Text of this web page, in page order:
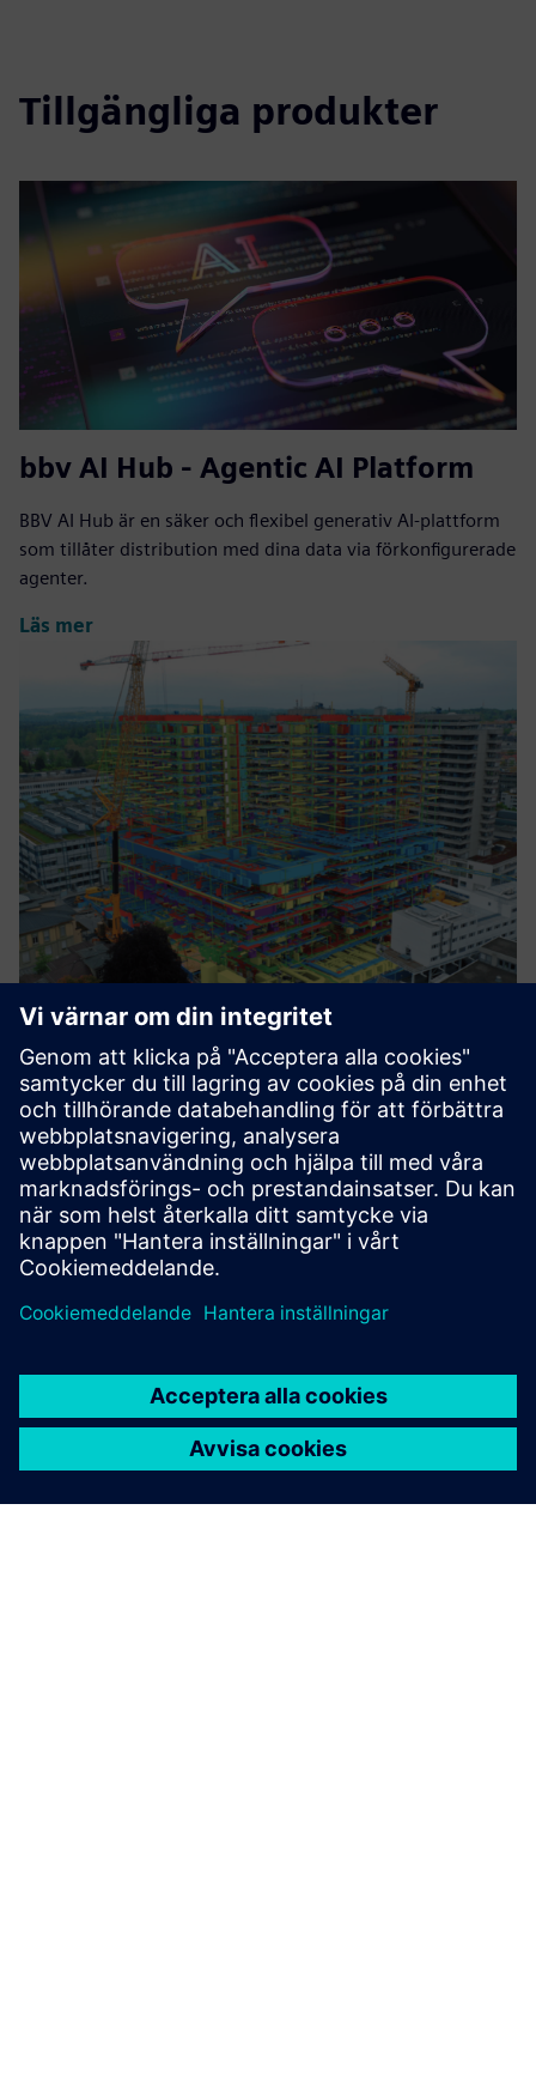
Tillgängliga produkter
bbv AI Hub - Agentic AI Platform
BBV AI Hub är en säker och flexibel generativ AI-plattform
som tillåter distribution med dina data via förkonfigurerade
agenter.
Läs mer
Swiss LCDM Hub
Plattformen hjälper till att orkestrera datautbyte mellan
system (CDE, FM,...) och tillhandahåller
datakvalitetsverktyg och hjälper till att standardisera och
rensa data.
Läs mer